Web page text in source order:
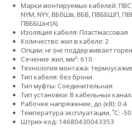
Марки монтируемых кабелей: ПВС,
NYM, NYY, ВБбШв, ВБВ, ПВББШП,
ПВББШнг(А)
Изоляция кабеля: Пластмассовая
Количество жил в кабеле: 2
Опции: нг (не поддерживает
Сечение жил, мм²: 610
Технология монтажа:
Тип кабеля: без брони
Тип муфты: Соединительная
Тип установки: В кабельных
Рабочее напряжение, до (кВ): 0.4
Температура эксплуатации, ˚С: -
Штрих-код: 14680430043353